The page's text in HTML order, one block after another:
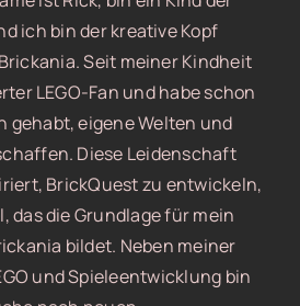
ich bin der kreative Kopf
Seit meiner Kindheit
LEGO-Fan und habe schon
gehabt, eigene Welten und
Diese Leidenschaft
BrickQuest zu entwickeln,
das die Grundlage für mein
bildet. Neben meiner
und Spieleentwicklung bin